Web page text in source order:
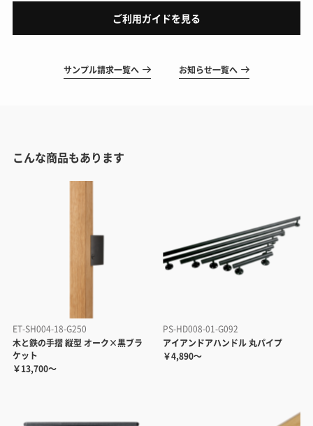
ご利用ガイドを見る
サンプル請求一覧へ お知らせ一覧へ
こんな商品もあります
ET-SH004-18-G250
木と鉄の手摺 縦型 オーク×黒ブラ
ケット
￥13,700～
PS-HD008-01-G092
アイアンドアハンドル 丸パイプ
￥4,890～